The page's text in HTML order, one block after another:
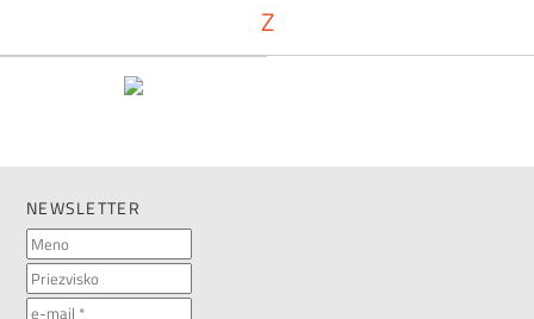
Z
NEWSLETTER